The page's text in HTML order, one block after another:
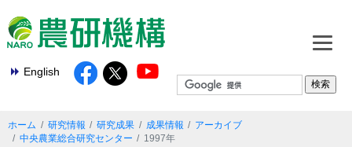
English
ホーム 研究情報 研究成果 成果情報
アーカイブ
中央農業総合研究センター
1997年